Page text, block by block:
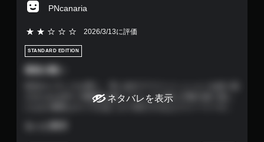
PNcanaria
5段階評価の2 2026/3/13に評価
STANDARD EDITION
ネタバレを表示
突に終わるので呆気に取られる